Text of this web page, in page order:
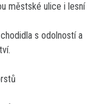
městské ulice i lesní
s odolností a